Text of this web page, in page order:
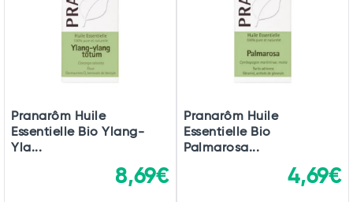
Pranarôm Huile
Essentielle Bio Ylang-
Yla...
8,69€
Pranarôm Huile
Essentielle Bio
Palmarosa...
4,69€